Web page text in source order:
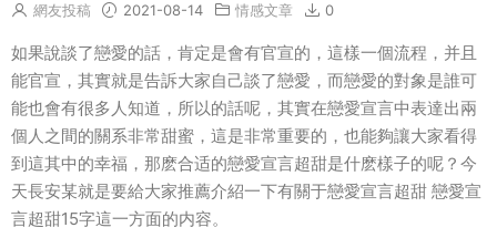
網友投稿 2021-08-14 情感文章 0
如果說談了戀愛的話，肯定是會有官宣的，這樣一個流程，并且
能官宣，其實就是告訴大家自己談了戀愛，而戀愛的對象是誰可
能也會有很多人知道，所以的話呢，其實在戀愛宣言中表達出兩
個人之間的關系非常甜蜜，這是非常重要的，也能夠讓大家看得
到這其中的幸福，那麽合适的戀愛宣言超甜是什麽樣子的呢？今
天長安某就是要給大家推薦介紹一下有關于戀愛宣言超甜 戀愛宣
言超甜15字這一方面的内容。